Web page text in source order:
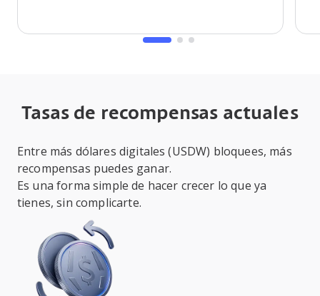
Tasas de recompensas actuales
Entre más dólares digitales (USDW) bloquees, más
recompensas puedes ganar.
Es una forma simple de hacer crecer lo que ya
tienes, sin complicarte.